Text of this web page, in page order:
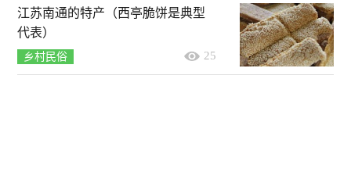
江苏南通的特产（西亭脆饼是典型
代表）
乡村民俗 25